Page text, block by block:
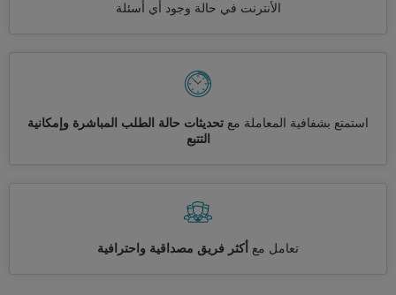
الأنترنت في حالة وجود أي أسئلة
استمتع بشفافية المعاملة مع تحديثات حالة الطلب المباشرة وإمكانية
التتبع
تعامل مع أكثر فريق مصداقية واحترافية